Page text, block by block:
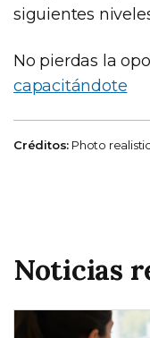
siguientes
No pierdas la
capacitándote
Créditos: Photo
Noticias